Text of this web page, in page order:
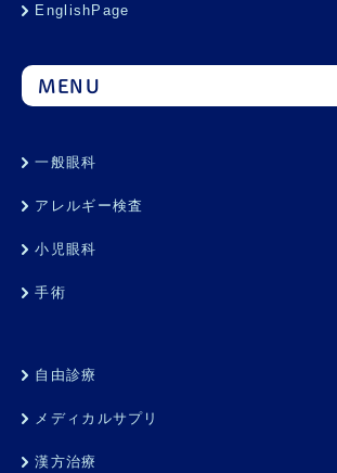
EnglishPage
MENU
一般眼科
アレルギー検査
小児眼科
手術
自由診療
メディカルサプリ
漢方治療